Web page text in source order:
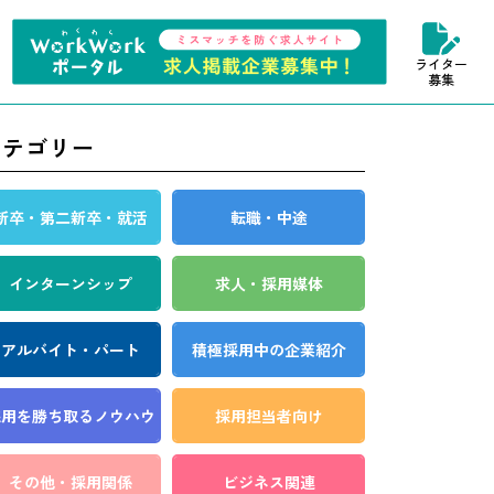
ライター
募集
ゴリー
卒・第二新卒・就活 転職・中途
インターンシップ 求人・採用媒体
アルバイト・パート 積極採用中の企業紹介
を勝ち取る ノウハウ 採用担当者向け
その他・採用関係 ビジネス関連